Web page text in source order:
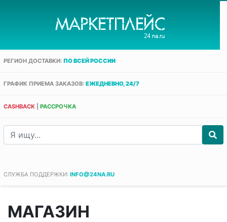
РЕГИОН ДОСТАВКИ: ПО ВСЕЙ РОССИИ
ГРАФИК ПРИЕМА ЗАКАЗОВ: ЕЖЕДНЕВНО, 24/7
CASHBACK РАССРОЧКА
СЛУЖБА ПОДДЕРЖКИ: INFO@24NA.RU
МАГАЗИН